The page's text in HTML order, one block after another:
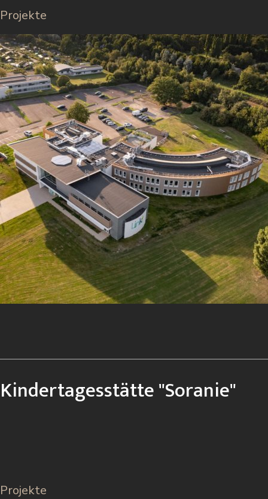
Projekte
Kindertagesstätte "Soranie"
Projekte